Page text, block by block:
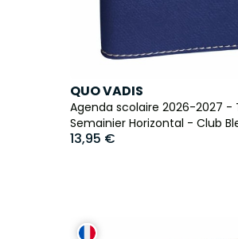
QUO VADIS
Agenda scolaire 2026-2027 -
Semainier Horizontal - Club
13,95 €